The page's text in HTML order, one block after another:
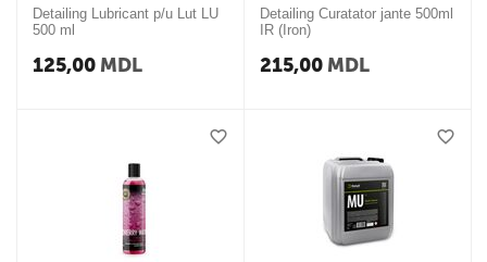
Detailing Lubricant p/u Lut LU
500 ml
125,00 MDL
Detailing Curatator jante 500ml
IR (Iron)
215,00 MDL